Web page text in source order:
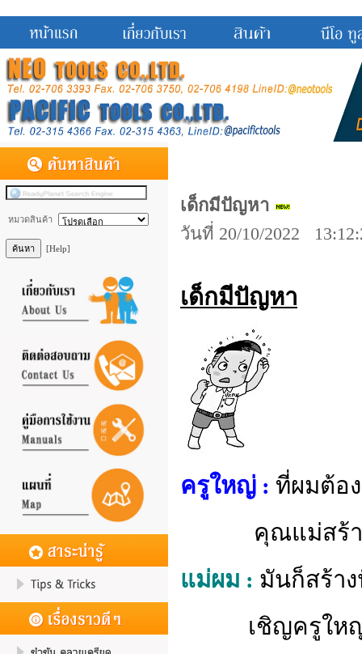
หมวดสินค้า
[Help]
เด็กมีปัญหา
วันที่ 20/10/2022
เด็กมีปัญหา
ครูใหญ่ : ที่ผมต้อ
คุณแม่สร้างปั
แม่ผม : มันก็สร้า
เชิญครูใหญ่ไ